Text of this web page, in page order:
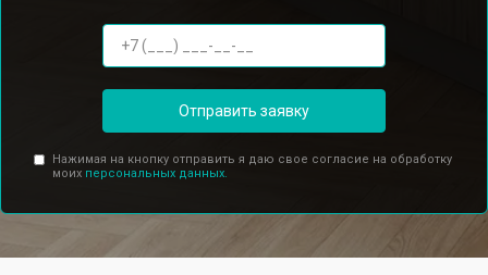
Отправить заявку
Нажимая на кнопку отправить я даю свое согласие на обработку
моих персональных данных.